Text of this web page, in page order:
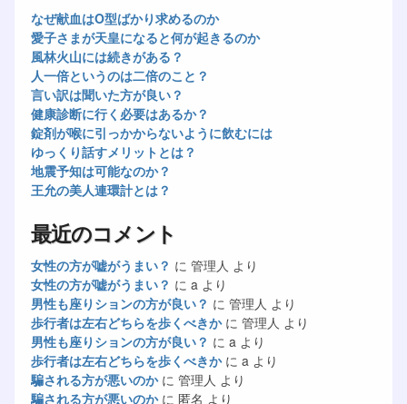
なぜ献血はO型ばかり求めるのか
愛子さまが天皇になると何が起きるのか
風林火山には続きがある？
人一倍というのは二倍のこと？
言い訳は聞いた方が良い？
健康診断に行く必要はあるか？
錠剤が喉に引っかからないように飲むには
ゆっくり話すメリットとは？
地震予知は可能なのか？
王允の美人連環計とは？
最近のコメント
女性の方が嘘がうまい？ に 管理人 より
女性の方が嘘がうまい？ に aより
男性も座りションの方が良い？ に 管理人 より
歩行者は左右どちらを歩くべきかに 管理人 より
男性も座りションの方が良い？ に aより
歩行者は左右どちらを歩くべきかに aより
騙される方が悪いのかに 管理人 より
騙される方が悪いのかに 匿名 より